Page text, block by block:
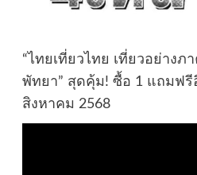
“ไทยเที่ยวไทย เที่ยวอย่าง
พัทยา” สุดคุ้ม! ซื้อ 1 แถมฟรี
สิงหาคม 2568